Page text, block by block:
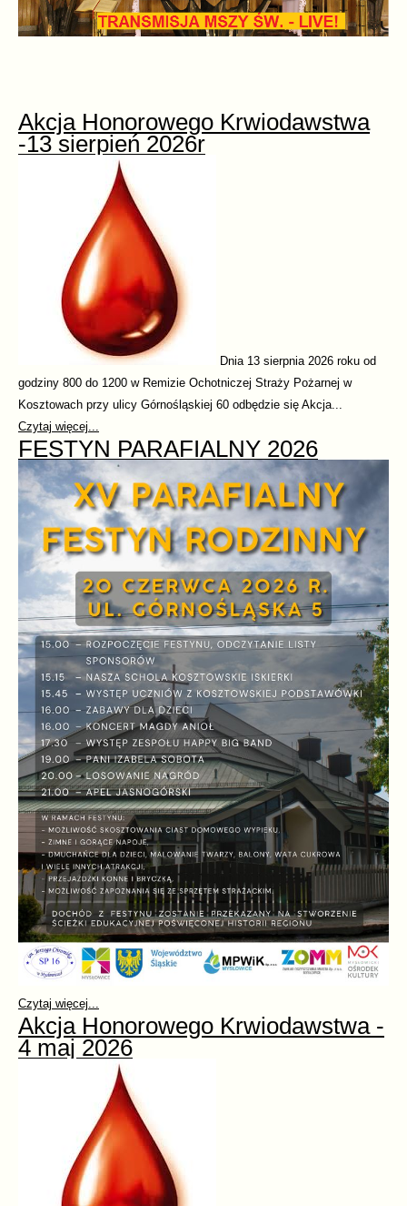
Akcja Honorowego Krwiodawstwa
-13 sierpień 2026r
Dnia 13 sierpnia 2026 roku od
godziny 800 do 1200 w Remizie Ochotniczej Straży Pożarnej w
Kosztowach przy ulicy Górnośląskiej 60 odbędzie się Akcja...
Czytaj więcej...
FESTYN PARAFIALNY 2026
Czytaj więcej...
Akcja Honorowego Krwiodawstwa -
4 maj 2026